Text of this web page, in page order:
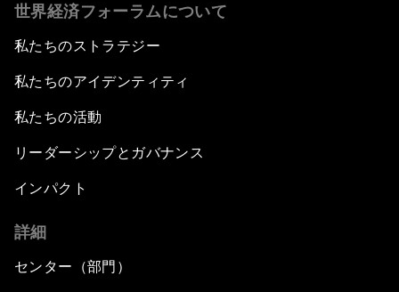
世界経済フォーラムについて
私たちのストラテジー
私たちのアイデンティティ
私たちの活動
リーダーシップとガバナンス
インパクト
詳細
センター（部門）